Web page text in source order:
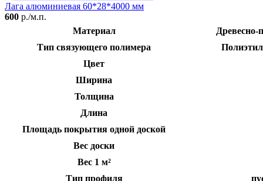
Лага алюминиевая 60*28*4000 мм
600 р./м.п.
Материал
Тип связующего полимера
Цвет
Ширина
Толщина
Длина
Площадь покрытия одной доской
Вес доски
Вес 1 м²
Тип профиля